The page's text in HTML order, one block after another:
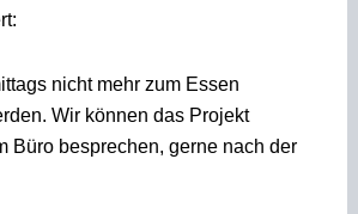
nicht mehr zum Essen
Wir können das Projekt
Büro besprechen, gerne nach der